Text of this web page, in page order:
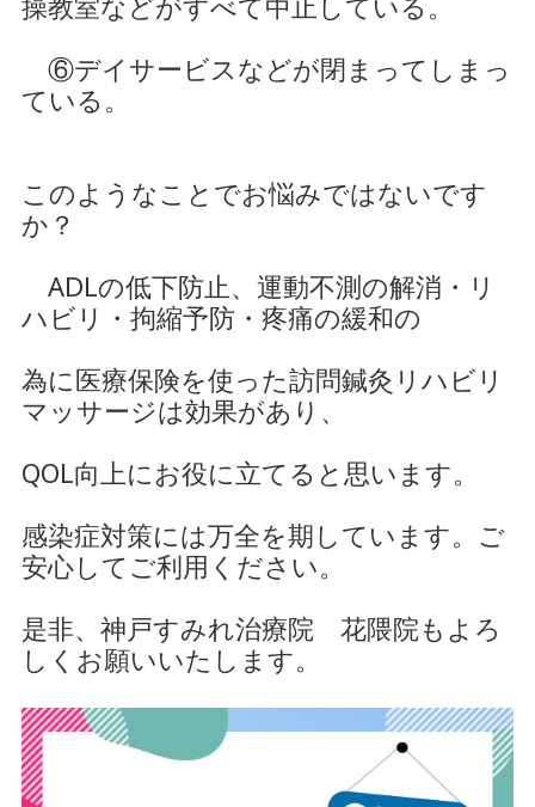
⑥デイサービスなどが閉まってしまっ
ている。
このようなことでお悩みではないです
か？
ADLの低下防止、運動不測の解消・リ
ハビリ・拘縮予防・疼痛の緩和の
為に医療保険を使った訪問鍼灸リハビリ
マッサージは効果があり、
QOL向上にお役に立てる と思います。
感染症対策には万全を期しています。ご
安心してご利用ください。
是非、神戸すみれ治療院 花隈院もよろ
しくお願いいたします。